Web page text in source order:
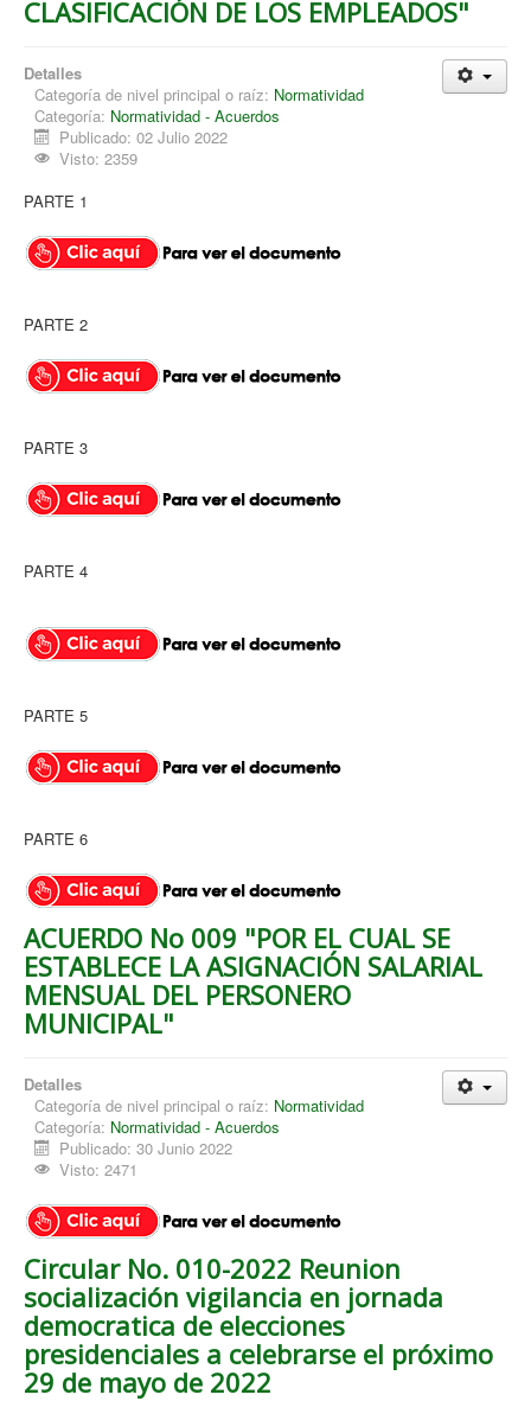
CLASIFICACIÓN DE LOS EMPLEADOS"
Detalles
Categoría de nivel principal o raíz: Normatividad
Categoría: Normatividad - Acuerdos
Publicado: 02 Julio 2022
Visto: 2359
PARTE 1
PARTE 2
PARTE 3
PARTE 4
PARTE 5
PARTE 6
ACUERDO No 009 "POR EL CUAL SE
ESTABLECE LA ASIGNACIÓN SALARIAL
MENSUAL DEL PERSONERO
MUNICIPAL"
Detalles
Categoría de nivel principal o raíz: Normatividad
Categoría: Normatividad - Acuerdos
Publicado: 30 Junio 2022
Visto: 2471
Circular No. 010-2022 Reunion
socialización vigilancia en jornada
democratica de elecciones
presidenciales a celebrarse el próximo
29 de mayo de 2022